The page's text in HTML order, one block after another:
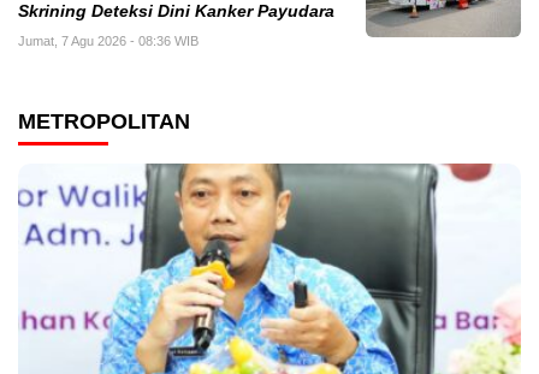
Skrining Deteksi Dini Kanker Payudara
Jumat, 7 Agu 2026 - 08:36 WIB
METROPOLITAN